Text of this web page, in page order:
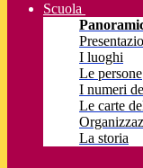
Scuola
I luoghi
Le persone
I numeri
Le carte
La storia